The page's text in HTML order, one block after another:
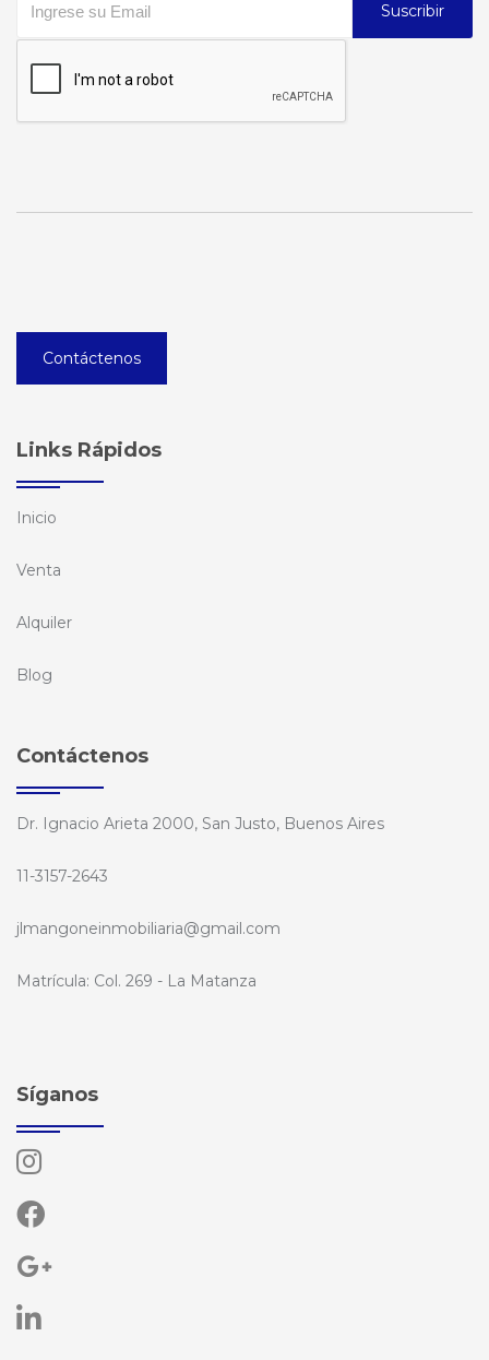
Suscribir
Contáctenos
Links Rápidos
Inicio
Venta
Alquiler
Blog
Contáctenos
Dr. Ignacio Arieta 2000, San Justo, Buenos Aires
11-3157-2643
jlmangoneinmobiliaria@gmail.com
Matrícula: Col. 269 - La Matanza
Síganos